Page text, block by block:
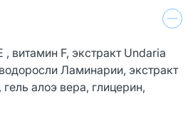
витамин F, экстракт Undaria
Ламинарии, экстракт
алоэ вера, глицерин,